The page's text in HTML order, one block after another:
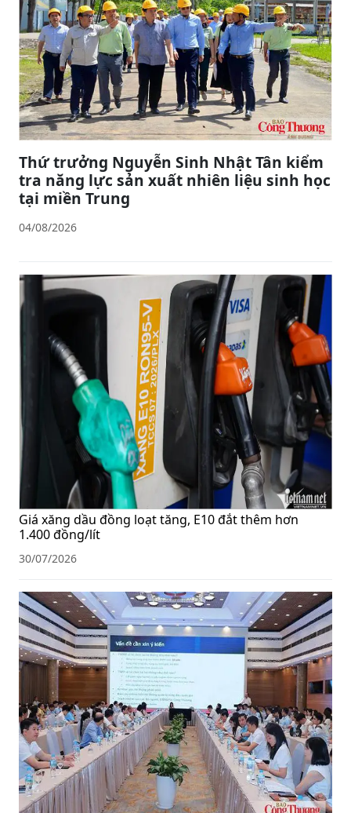
Thứ trưởng Nguyễn Sinh Nhật Tân kiểm
tra năng lực sản xuất nhiên liệu sinh học
tại miền Trung
04/08/2026
Giá xăng dầu đồng loạt tăng, E10 đắt thêm hơn
1.400 đồng/lít
30/07/2026